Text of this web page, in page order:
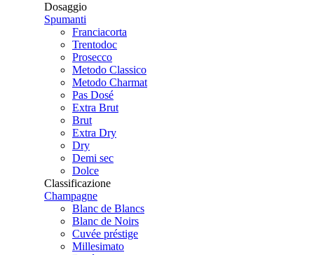
Dosaggio
Spumanti
Franciacorta
Trentodoc
Prosecco
Metodo Classico
Metodo Charmat
Pas Dosé
Extra Brut
Brut
Extra Dry
Dry
Demi sec
Dolce
Classificazione
Champagne
Blanc de Blancs
Blanc de Noirs
Cuvée préstige
Millesimato